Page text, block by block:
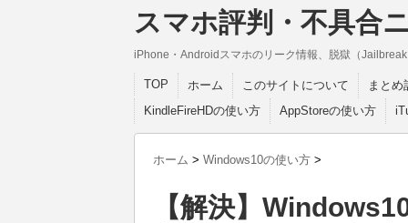
スマホ評判・不具合
iPhone・Androidスマホのリーク情報、脱獄（
TOP ホーム このサイトについて
まとめ
KindleFireHDの使い方
AppStoreの使い方
ホーム > Windows10の使い方 >
【解決】